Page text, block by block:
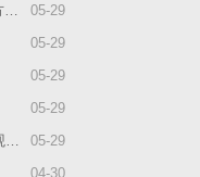
05-29
05-29
05-29
05-29
05-29
04-30